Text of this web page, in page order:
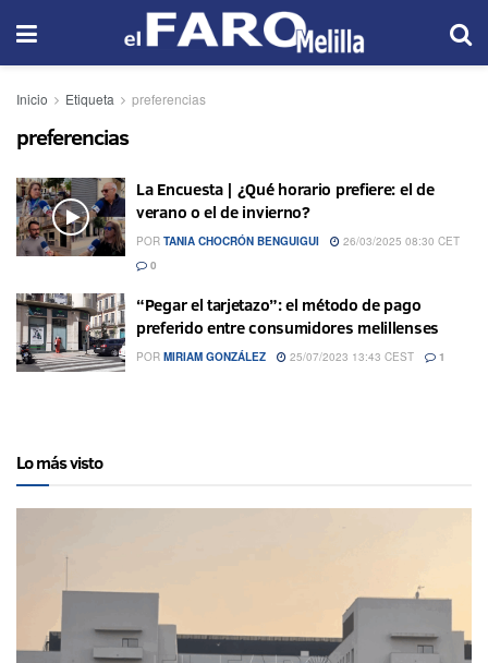
Inicio Etiqueta preferencias
preferencias
La Encuesta | ¿Qué horario prefiere: el de
verano o el de invierno?
POR TANIA CHOCRÓN BENGUIGUI
26/03/2025 08:30 CET
0
“Pegar el tarjetazo”: el método de pago
preferido entre consumidores melillenses
POR MIRIAM GONZÁLEZ 25/07/2023 13:43 CEST 1
Lo más visto